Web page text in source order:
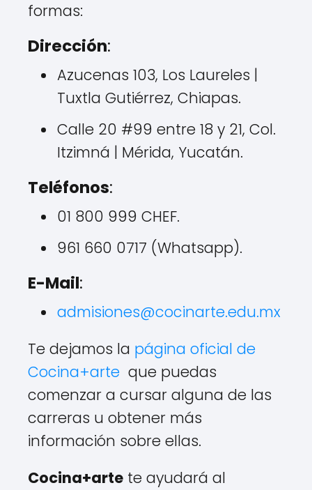
formas:
Dirección:
Azucenas 103, Los Laureles |
Tuxtla Gutiérrez, Chiapas.
Calle 20 #99 entre 18 y 21, Col.
Itzimná | Mérida, Yucatán.
Teléfonos:
01 800 999 CHEF.
961 660 0717 (Whatsapp).
E-Mail:
admisiones@cocinarte.edu.mx
Te dejamos la página oficial de
Cocina+arte que puedas
comenzar a cursar alguna de las
carreras u obtener más
información sobre ellas.
Cocina+arte te ayudará al